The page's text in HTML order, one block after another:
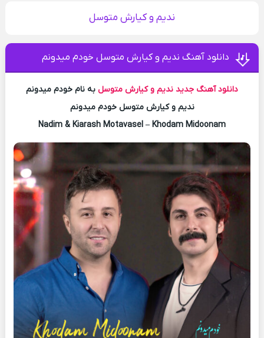
ندیم و کیارش متوسل
دانلود آهنگ ندیم و کیارش متوسل خودم میدونم
دانلود آهنگ جدید ندیم و کیارش متوسل به نام خودم میدونم
ندیم و کیارش متوسل خودم میدونم
Nadim & Kiarash Motavasel – Khodam Midoonam